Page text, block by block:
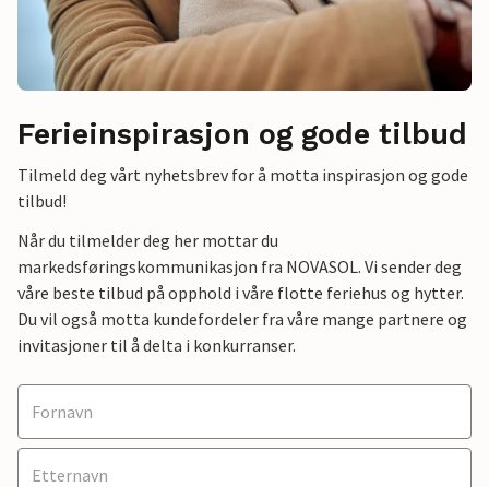
Ferieinspirasjon og gode tilbud
Tilmeld deg vårt nyhetsbrev for å motta inspirasjon og gode
tilbud!
Når du tilmelder deg her mottar du
markedsføringskommunikasjon fra NOVASOL. Vi sender deg
våre beste tilbud på opphold i våre flotte feriehus og hytter.
Du vil også motta kundefordeler fra våre mange partnere og
invitasjoner til å delta i konkurranser.